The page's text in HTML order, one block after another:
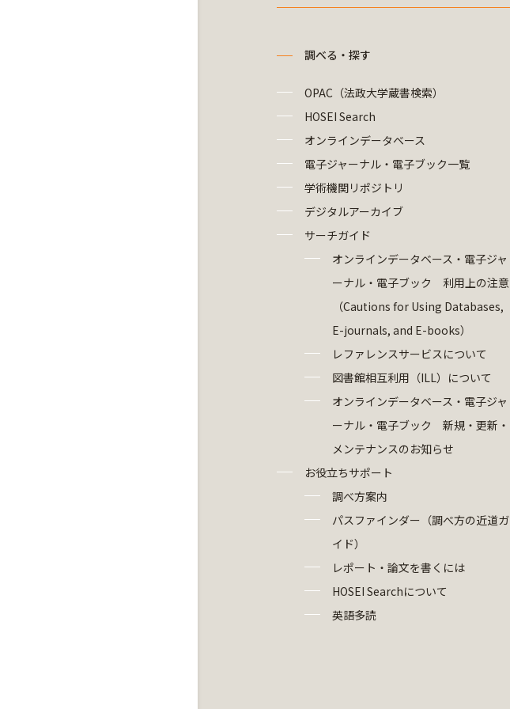
調べる・探す
OPAC（法政大学蔵書検索）
HOSEI Search
オンラインデータベース
電子ジャーナル・電子ブック一覧
学術機関リポジトリ
デジタルアーカイブ
サーチガイド
オンラインデータベース・電子ジャ
ーナル・電子ブック 利用上の注意
（Cautions for Using Databases,
E-journals, and E-books）
レファレンスサービスについて
図書館相互利用（ILL）について
オンラインデータベース・電子ジャ
ーナル・電子ブック 新規・更新・
メンテナンスのお知らせ
お役立ちサポート
調べ方案内
パスファインダー（調べ方の近道ガ
イド）
レポート・論文を書くには
HOSEI Searchについて
英語多読